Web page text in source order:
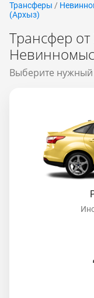
Трансферы /
(Apxыз)
Трансфер
Выберите нужный